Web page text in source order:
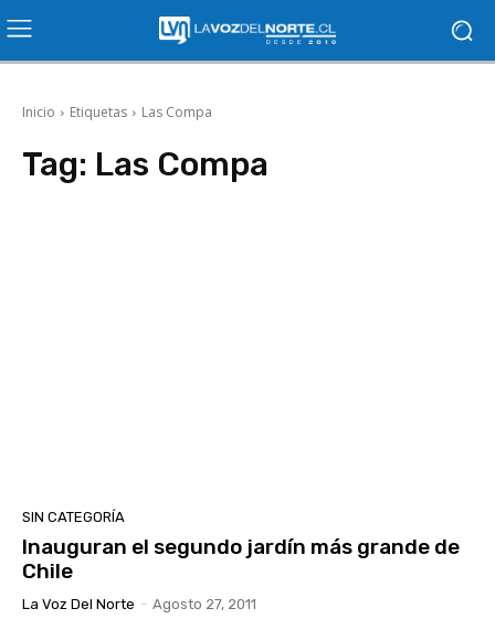
Inicio Etiquetas Las Compa
Tag: Las Compa
SIN CATEGORÍA
Inauguran el segundo jardín más grande de
Chile
La Voz Del Norte - Agosto 27, 2011